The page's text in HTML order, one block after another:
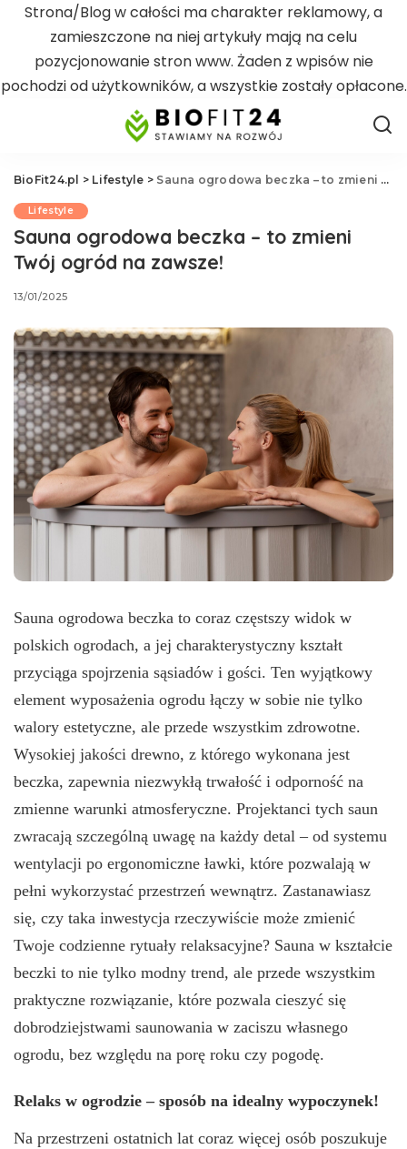
Strona/Blog w całości ma charakter reklamowy, a
zamieszczone na niej artykuły mają na celu
pozycjonowanie stron www. Żaden z wpisów nie
pochodzi od użytkowników, a wszystkie zostały opłacone.
BioFit24.pl > Lifestyle > Sauna ogrodowa beczka – to zmieni Twój ogród na zawsze!
Lifestyle
Sauna ogrodowa beczka – to zmieni
Twój ogród na zawsze!
13/01/2025
Sauna ogrodowa beczka to coraz częstszy widok w
polskich ogrodach, a jej charakterystyczny kształt
przyciąga spojrzenia sąsiadów i gości. Ten wyjątkowy
element wyposażenia ogrodu łączy w sobie nie tylko
walory estetyczne, ale przede wszystkim zdrowotne.
Wysokiej jakości drewno, z którego wykonana jest
beczka, zapewnia niezwykłą trwałość i odporność na
zmienne warunki atmosferyczne. Projektanci tych saun
zwracają szczególną uwagę na każdy detal – od systemu
wentylacji po ergonomiczne ławki, które pozwalają w
pełni wykorzystać przestrzeń wewnątrz. Zastanawiasz
się, czy taka inwestycja rzeczywiście może zmienić
Twoje codzienne rytuały relaksacyjne? Sauna w kształcie
beczki to nie tylko modny trend, ale przede wszystkim
praktyczne rozwiązanie, które pozwala cieszyć się
dobrodziejstwami saunowania w zaciszu własnego
ogrodu, bez względu na porę roku czy pogodę.
Relaks w ogrodzie – sposób na idealny wypoczynek!
Na przestrzeni ostatnich lat coraz więcej osób poszukuje